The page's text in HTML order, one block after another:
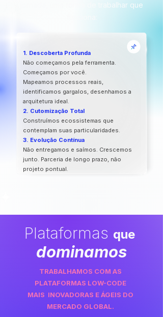
1. Descoberta Profunda
Não começamos pela ferramenta.
Começamos por você.
Mapeamos processos reais,
identificamos gargalos, desenhamos a
arquitetura ideal.
2. Cutomização Total
Construímos ecossistemas que
contemplam suas particularidades.
3. Evolução Contínua
Não entregamos e saímos. Crescemos
junto. Parceria de longo prazo, não
projeto pontual.
jornada, uma forma de trabalhar que
Plataformas que
dominamos
TRABALHAMOS COM AS
PLATAFORMAS LOW-CODE
MAIS INOVADORAS E ÁGEIS DO
MERCADO GLOBAL.